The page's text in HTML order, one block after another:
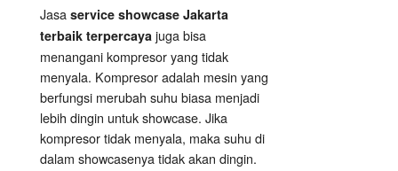
Jasa service showcase Jakarta
terbaik terpercaya juga bisa
menangani kompresor yang tidak
menyala. Kompresor adalah mesin yang
berfungsi merubah suhu biasa menjadi
lebih dingin untuk showcase. Jika
kompresor tidak menyala, maka suhu di
dalam showcasenya tidak akan dingin.